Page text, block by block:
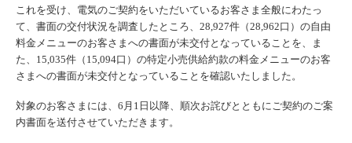
これを受け、電気のご契約をいただいているお客さま全般にわたっ
て、書面の交付状況を調査したところ、28,927件（28,962口）の自由
料金メニューのお客さまへの書面が未交付となっていることを、ま
た、15,035件（15,094口）の特定小売供給約款の料金メニューのお客
さまへの書面が未交付となっていることを確認いたしました。
対象のお客さまには、6月1日以降、順次お詫びとともにご契約のご案
内書面を送付させていただきます。